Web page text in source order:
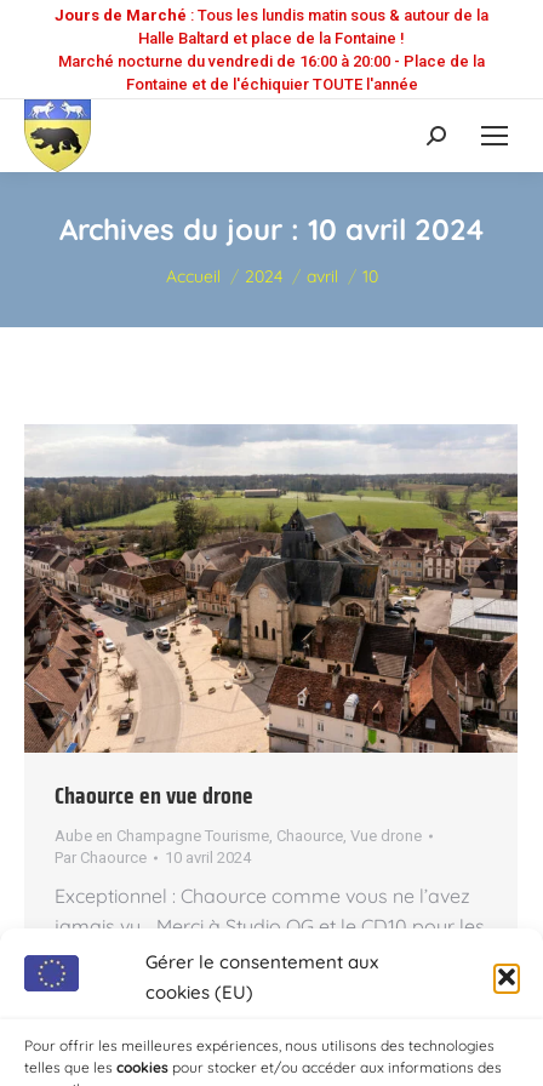
Gérer le consentement aux
cookies (EU)
Pour offrir les meilleures expériences, nous utilisons des technologies
telles que les cookies pour stocker et/ou accéder aux informations des
Jours de Marché : Tous les lundis matin sous & autour de la
Halle Baltard et place de la Fontaine !
Marché nocturne du vendredi de 16:00 à 20:00 - Place de la
Fontaine et de l'échiquier TOUTE l'année
Recherche
:
Archives du jour : 10 avril 2024
Vous êtes ici :
Accueil 2024 avril 10
Chaource en vue drone
Aube en Champagne Tourisme, Chaource, Vue drone
Par Chaource 10 avril 2024
Exceptionnel : Chaource comme vous ne l’avez
jamais vu… Merci à Studio OG et le CD10 pour les
magnifiques photos aériennes du centre de
Chaource. Ou comment mieux redécouvrir sa
(Aube en Champagne Tourisme)